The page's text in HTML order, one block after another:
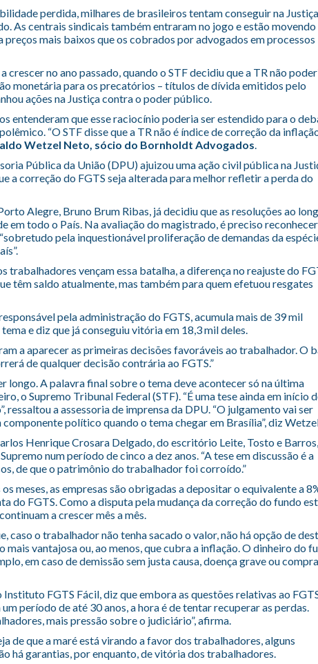
perdida, milhares de brasileiros tentam conseguir na
As centrais sindicais também entraram no jogo e estão movendo
preços mais baixos que os cobrados por advogados em processos
crescer no ano passado, quando o STF decidiu que a TR não
monetária para os precatórios – títulos de dívida emitidos pelo
ações na Justiça contra o poder público.
entenderam que esse raciocínio poderia ser estendido para o
“O STF disse que a TR não é índice de correção da
Wetzel Neto, sócio do Bornholdt Advogados
Pública da União (DPU) ajuizou uma ação civil pública na
a correção do FGTS seja alterada para melhor refletir a perda do
Alegre, Bruno Brum Ribas, já decidiu que as resoluções ao
em todo o País. Na avaliação do magistrado, é preciso
pela inquestionável proliferação de demandas da
trabalhadores vençam essa batalha, a diferença no reajuste do
têm saldo atualmente, mas também para quem efetuou resgates
pela administração do FGTS, acumula mais de 39 mil
e diz que já conseguiu vitória em 18,3 mil deles.
a aparecer as primeiras decisões favoráveis ao trabalhador. O
de qualquer decisão contrária ao FGTS.”
longo. A palavra final sobre o tema deve acontecer só na última
o Supremo Tribunal Federal (STF). “É uma tese ainda em início
a assessoria de imprensa da DPU. “O julgamento vai ser
político quando o tema chegar em Brasília”, diz
Henrique Crosara Delgado, do escritório Leite, Tosto e
num período de cinco a dez anos. “A tese em discussão é a
de que o patrimônio do trabalhador foi corroído.”
os meses, as empresas são obrigadas a depositar o equivalente a
do FGTS. Como a disputa pela mudança da correção do fundo
a crescer mês a mês.
caso o trabalhador não tenha sacado o valor, não há opção de
mais vantajosa ou, ao menos, que cubra a inflação. O dinheiro do
em caso de demissão sem justa causa, doença grave ou
FGTS Fácil, diz que embora as questões relativas ao
período de até 30 anos, a hora é de tentar recuperar as perdas.
mais pressão sobre o judiciário”, afirma.
de que a maré está virando a favor dos trabalhadores, alguns
há garantias, por enquanto, de vitória dos trabalhadores.